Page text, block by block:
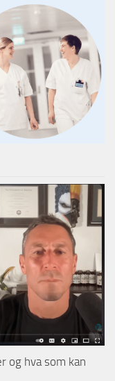
og hva som kan